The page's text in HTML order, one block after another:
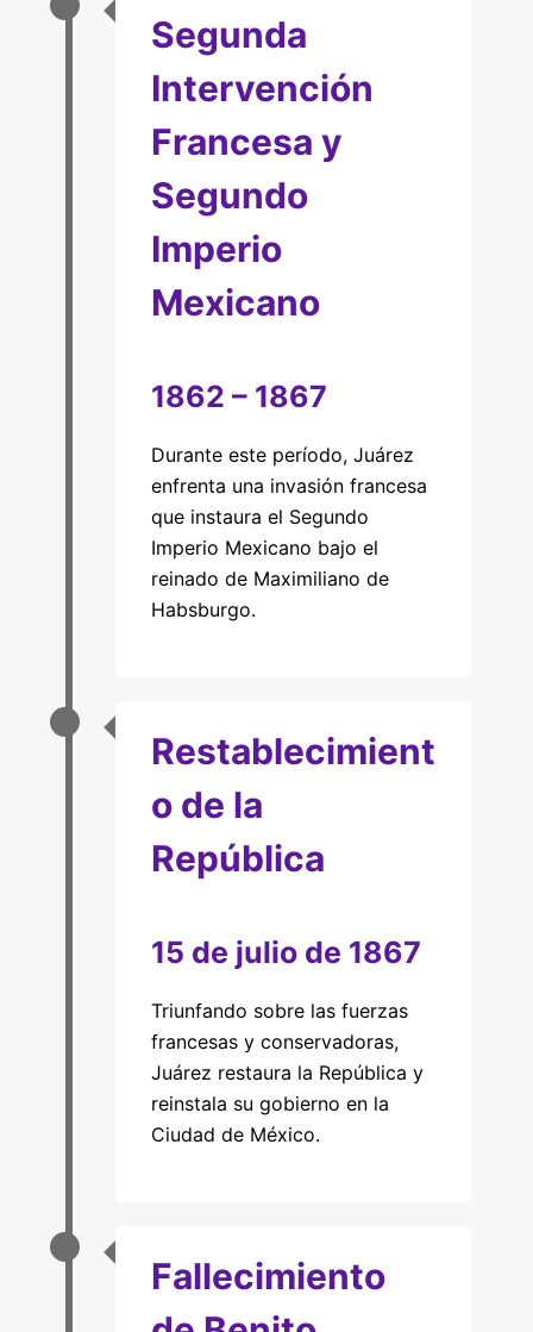
Segunda
Intervención
Francesa y
Segundo
Imperio
Mexicano
1862 – 1867
Durante este período, Juárez
enfrenta una invasión francesa
que instaura el Segundo
Imperio Mexicano bajo el
reinado de Maximiliano de
Habsburgo.
Restablecimient
o de la
República
15 de julio de 1867
Triunfando sobre las fuerzas
francesas y conservadoras,
Juárez restaura la República y
reinstala su gobierno en la
Ciudad de México.
Fallecimiento